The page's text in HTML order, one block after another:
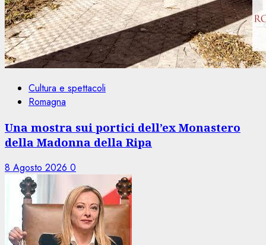
Cultura e spettacoli
Romagna
Una mostra sui portici dell’ex Monastero
della Madonna della Ripa
8 Agosto 2026 0